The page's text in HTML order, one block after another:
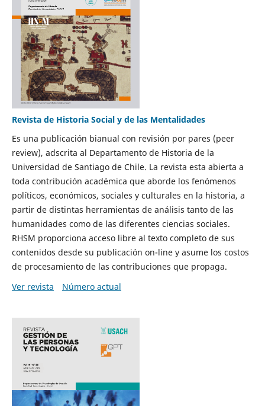
Revista de Historia Social y de las Mentalidades
Es una publicación bianual con revisión por pares (peer
review), adscrita al Departamento de Historia de la
Universidad de Santiago de Chile. La revista esta abierta a
toda contribución académica que aborde los fenómenos
políticos, económicos, sociales y culturales en la historia, a
partir de distintas herramientas de análisis tanto de las
humanidades como de las diferentes ciencias sociales.
RHSM proporciona acceso libre al texto completo de sus
contenidos desde su publicación on-line y asume los costos
de procesamiento de las contribuciones que propaga.
Ver revista
Número actual